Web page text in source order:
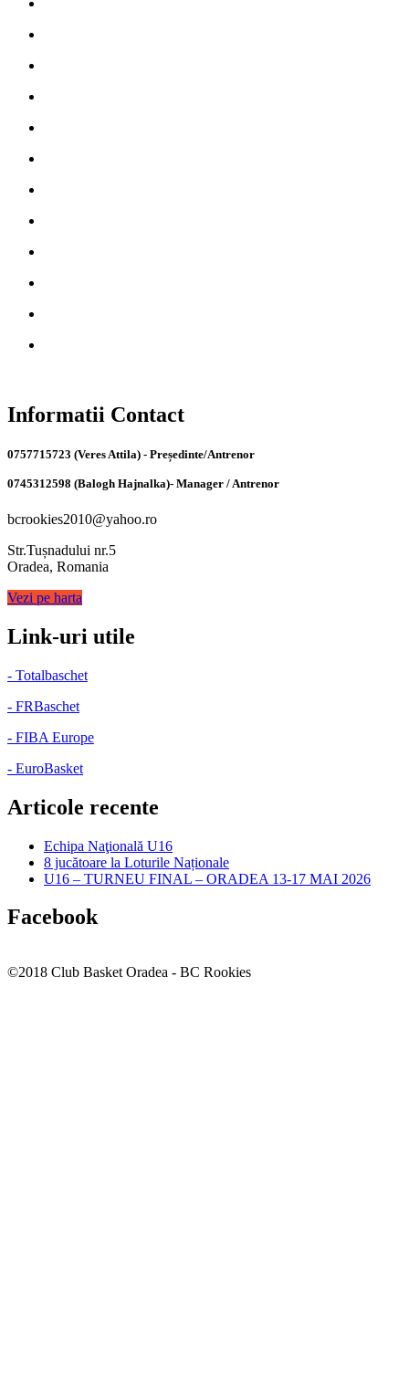
Informatii Contact
0757715723 (Veres Attila) - Președinte/Antrenor
0745312598 (Balogh Hajnalka)- Manager / Antrenor
bcrookies2010@yahoo.ro
Str.Tușnadului nr.5
Oradea, Romania
Vezi pe harta
Link-uri utile
- Totalbaschet
- FRBaschet
- FIBA Europe
- EuroBasket
Articole recente
Echipa Naţională U16
8 jucătoare la Loturile Naționale
U16 – TURNEU FINAL – ORADEA 13-17 MAI 2026
Facebook
©2018 Club Basket Oradea - BC Rookies